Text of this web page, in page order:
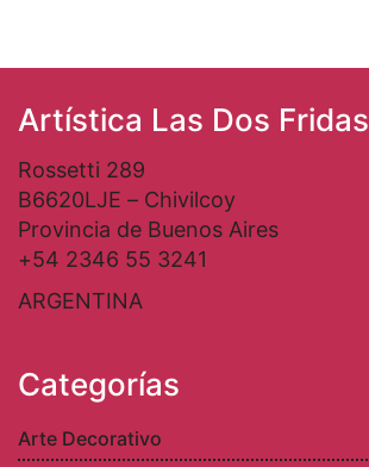
Artística Las Dos Fridas
Rossetti 289
B6620LJE – Chivilcoy
Provincia de Buenos Aires
+54 2346 55 3241
ARGENTINA
Categorías
Arte Decorativo